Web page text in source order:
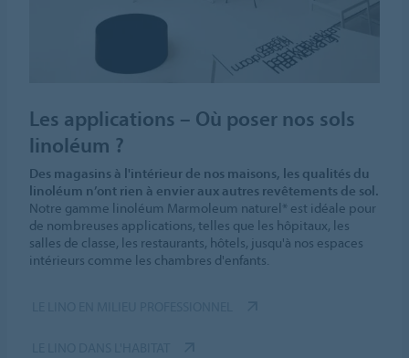
Les applications – Où poser nos sols
linoléum ?
Des magasins à l'intérieur de nos maisons, les qualités du
linoléum n’ont rien à envier aux autres revêtements de sol.
Notre gamme linoléum Marmoleum naturel* est idéale pour
de nombreuses applications, telles que les hôpitaux, les
salles de classe, les restaurants, hôtels, jusqu'à nos espaces
intérieurs comme les chambres d'enfants.